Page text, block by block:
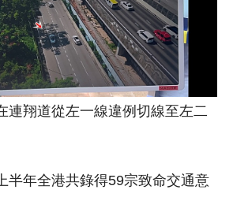
連翔道從左一線違例切線至左二
半年全港共錄得59宗致命交通意